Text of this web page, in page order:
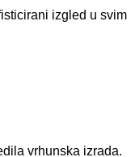
izgled u svim
vrhunska izrada.